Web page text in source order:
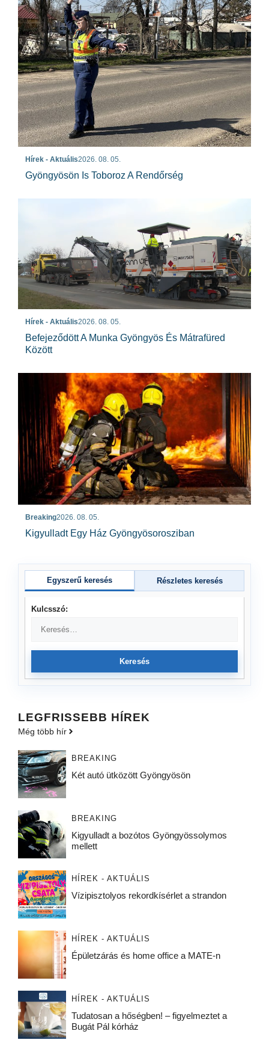
Hírek - Aktuális2026. 08. 05.
Gyöngyösön Is Toboroz A Rendőrség
Hírek - Aktuális2026. 08. 05.
Befejeződött A Munka Gyöngyös És Mátrafüred
Között
Breaking2026. 08. 05.
Kigyulladt Egy Ház Gyöngyösorosziban
Egyszerű keresés Részletes keresés
Kulcsszó:
Keresés
LEGFRISSEBB HÍREK
Még több hír
BREAKING
Két autó ütközött Gyöngyösön
BREAKING
Kigyulladt a bozótos Gyöngyössolymos
mellett
HÍREK - AKTUÁLIS
Vízipisztolyos rekordkísérlet a strandon
HÍREK - AKTUÁLIS
Épületzárás és home office a MATE-n
HÍREK - AKTUÁLIS
Tudatosan a hőségben! – figyelmeztet a
Bugát Pál kórház